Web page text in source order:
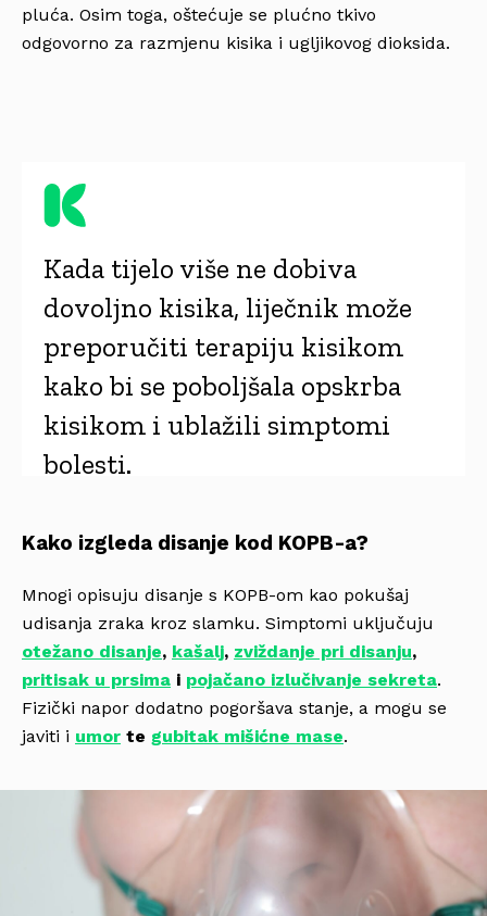
pluća. Osim toga, oštećuje se plućno tkivo
odgovorno za razmjenu kisika i ugljikovog dioksida.
Kada tijelo više ne dobiva
dovoljno kisika, liječnik može
preporučiti terapiju kisikom
kako bi se poboljšala opskrba
kisikom i ublažili simptomi
bolesti.
Kako izgleda disanje kod KOPB-a?
Mnogi opisuju disanje s KOPB-om kao pokušaj
udisanja zraka kroz slamku. Simptomi uključuju
otežano disanje, kašalj, zviždanje pri disanju,
pritisak u prsima i pojačano izlučivanje sekreta.
Fizički napor dodatno pogoršava stanje, a mogu se
javiti i umor te gubitak mišićne mase.